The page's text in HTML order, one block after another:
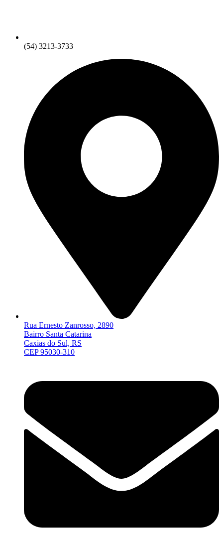
(54) 3213-3733
Rua Ernesto Zanrosso, 2890
Bairro Santa Catarina
Caxias do Sul, RS
CEP 95030-310